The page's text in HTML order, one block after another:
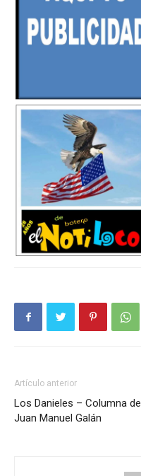
Artículo anterior
Los Danieles – Columna de
Juan Manuel Galán